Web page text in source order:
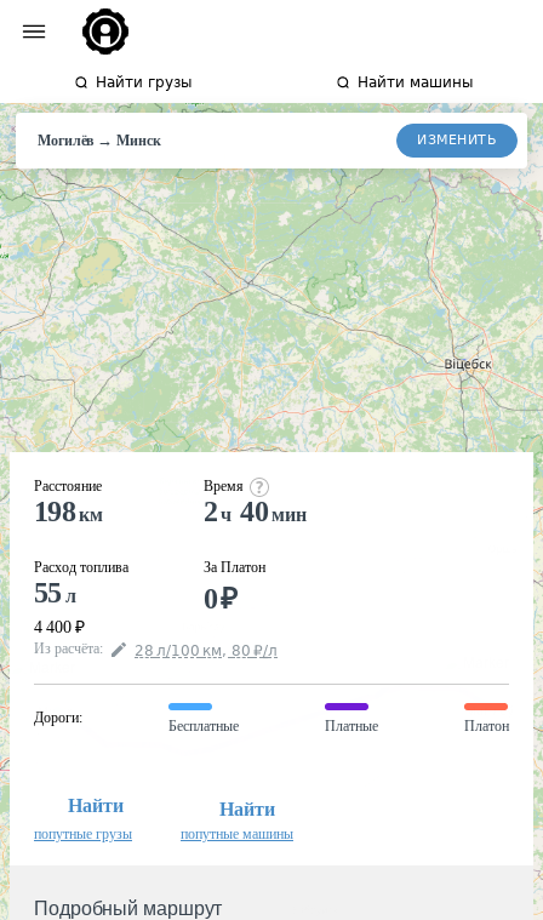
Найти грузы Найти машины
Могилёв →Минск ИЗМЕНИТЬ
Расстояние
198км
Расход топлива
55 л
4 400 ₽
Время
2 ч 40мин
За Платон
0₽
Из расчёта: 28 л/100 км, 80 ₽/л
Дороги:
Бесплатные Платные Платон
Найти
попутные грузы
Найти
попутные машины
Подробный маршрут